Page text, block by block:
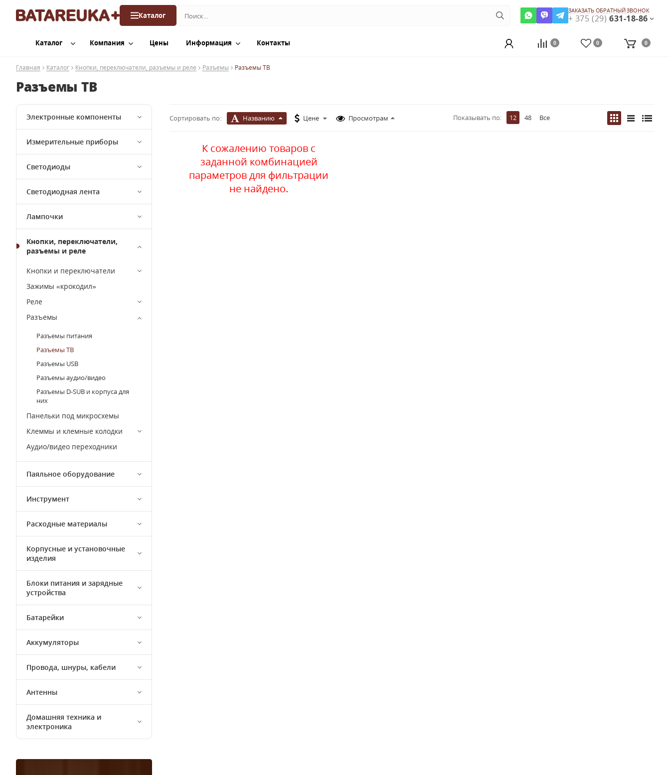
Каталог
ЗАКАЗАТЬ ОБРАТНЫЙ ЗВОНОК
+ 375 (29) 631-18-86
Каталог Компания Цены Информация Контакты 0 0 0
Главная Каталог Кнопки, переключатели, разъемы и реле Разъемы Разъемы ТВ
Разъемы ТВ
Электронные компоненты
Измерительные приборы
Светодиоды
Светодиодная лента
Лампочки
Кнопки, переключатели,
разъемы и реле
Кнопки и переключатели
Зажимы «крокодил»
Реле
Разъемы
Разъемы питания
Разъемы ТВ
Разъемы USB
Разъемы аудио/видео
Разъемы D-SUB и корпуса для
них
Панельки под микросхемы
Клеммы и клемные колодки
Аудио/видео переходники
Паяльное оборудование
Инструмент
Расходные материалы
Корпусные и установочные
изделия
Блоки питания и зарядные
устройства
Батарейки
Аккумуляторы
Провода, шнуры, кабели
Антенны
Домашняя техника и
электроника
Сортировать по: Названию Цене Просмотрам Показывать по: 12 48 Все
К сожалению товаров с
заданной комбинацией
параметров для фильтрации
не найдено.